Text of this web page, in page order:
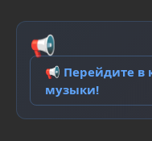
📢
📢 Перейдите
музыки!